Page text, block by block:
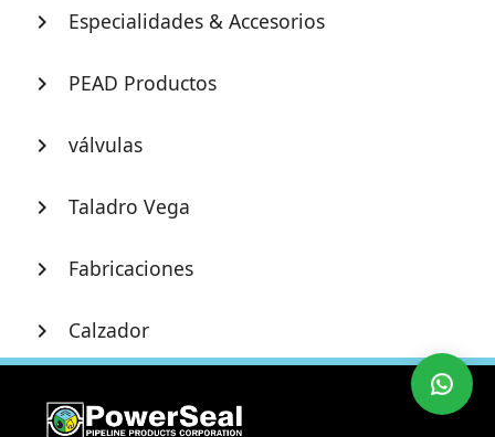
chevron_right Especialidades & Accesorios
chevron_right PEAD Productos
chevron_right válvulas
chevron_right Taladro Vega
chevron_right Fabricaciones
chevron_right Calzador